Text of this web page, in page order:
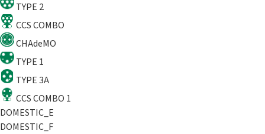
TYPE 2
CCS COMBO
CHAdeMO
TYPE 1
TYPE 3A
CCS COMBO 1
DOMESTIC_E
DOMESTIC_F